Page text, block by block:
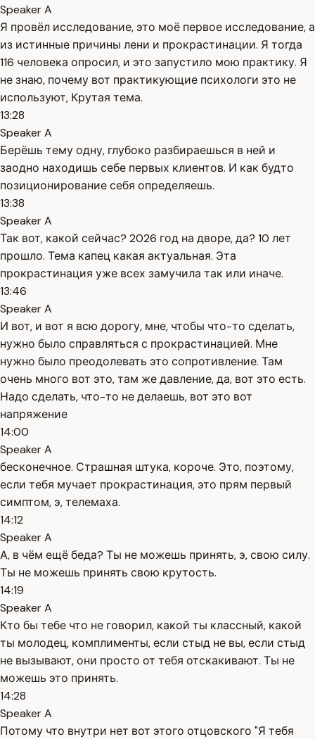
Speaker A
Я провёл исследование, это моё первое исследование, а
из истинные причины лени и прокрастинации. Я тогда
116 человека опросил, и это запустило мою практику. Я
не знаю, почему вот практикующие психологи это не
используют, Крутая тема.
13:28
Speaker A
Берёшь тему одну, глубоко разбираешься в ней и
заодно находишь себе первых клиентов. И как будто
позиционирование себя определяешь.
13:38
Speaker A
Так вот, какой сейчас? 2026 год на дворе, да? 10 лет
прошло. Тема капец какая актуальная. Эта
прокрастинация уже всех замучила так или иначе.
13:46
Speaker A
И вот, и вот я всю дорогу, мне, чтобы что-то сделать,
нужно было справляться с прокрастинацией. Мне
нужно было преодолевать это сопротивление. Там
очень много вот это, там же давление, да, вот это есть.
Надо сделать, что-то не делаешь, вот это вот
напряжение
14:00
Speaker A
бесконечное. Страшная штука, короче. Это, поэтому,
если тебя мучает прокрастинация, это прям первый
симптом, э, телемаха.
14:12
Speaker A
А, в чём ещё беда? Ты не можешь принять, э, свою силу.
Ты не можешь принять свою крутость.
14:19
Speaker A
Кто бы тебе что не говорил, какой ты классный, какой
ты молодец, комплименты, если стыд не вы, если стыд
не вызывают, они просто от тебя отскакивают. Ты не
можешь это принять.
14:28
Speaker A
Потому что внутри нет вот этого отцовского "Я тебя